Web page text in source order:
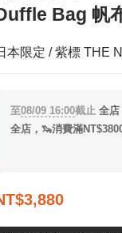
Bag 帆
本限定 / 紫標 THE
至08/09 16:00截止全店
全店，🦦消費滿